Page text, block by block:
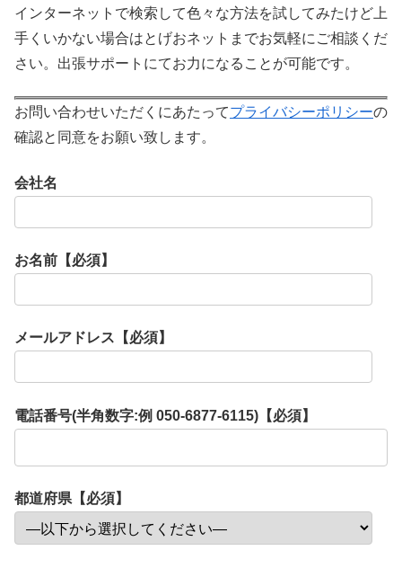
インターネットで検索して色々な方法を試してみたけど上
手くいかない場合はとげおネットまでお気軽にご相談くだ
さい。出張サポートにてお力になることが可能です。
お問い合わせいただくにあたってプライバシーポリシーの
確認と同意をお願い致します。
会社名
お名前【必須】
メールアドレス【必須】
電話番号(半角数字:例 050-6877-6115)【必須】
都道府県【必須】